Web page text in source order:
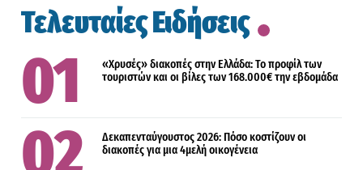
Τελευταίες Ειδήσεις
«Χρυσές» διακοπές στην Ελλάδα: Το προφίλ των
τουριστών και οι βίλες των 168.000€ την εβδομάδα
Δεκαπενταύγουστος 2026: Πόσο κοστίζουν οι
διακοπές για μια 4μελή οικογένεια